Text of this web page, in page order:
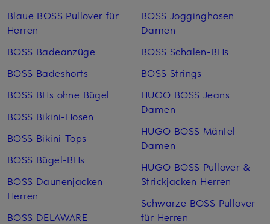
Blaue BOSS Pullover für
Herren
BOSS Badeanzüge
BOSS Badeshorts
BOSS BHs ohne Bügel
BOSS Bikini-Hosen
BOSS Bikini-Tops
BOSS Bügel-BHs
BOSS Daunenjacken
Herren
BOSS DELAWARE
BOSS Jogginghosen
Damen
BOSS Schalen-BHs
BOSS Strings
HUGO BOSS Jeans
Damen
HUGO BOSS Mäntel
Damen
HUGO BOSS Pullover &
Strickjacken Herren
Schwarze BOSS Pullover
für Herren